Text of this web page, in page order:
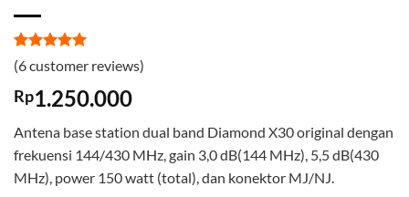
Rated5
out of 5
based on
6
customer
(6customer reviews)
Rp1.250.000
Antena base station dual band Diamond X30 original dengan
frekuensi 144/430 MHz, gain 3,0 dB(144 MHz), 5,5 dB(430
MHz), power 150 watt (total), dan konektor MJ/NJ.